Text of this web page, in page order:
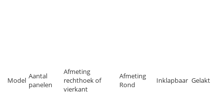
Model Aantal
panelen
Afmeting
rechthoek of
vierkant
Afmeting
Rond
Inklapbaar Gelakt